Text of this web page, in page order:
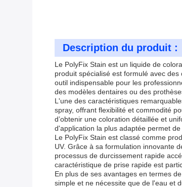
Description du produit :
Le PolyFix Stain est un liquide de
produit spécialisé est formulé avec
outil indispensable pour les
des modèles dentaires ou des
L'une des caractéristiques
spray, offrant flexibilité et commodité
d’obtenir une coloration détaillée et
d'application la plus adaptée permet
Le PolyFix Stain est classé comme
UV. Grâce à sa formulation innovante
processus de durcissement rapide
caractéristique de prise rapide est
En plus de ses avantages en termes
simple et ne nécessite que de l'eau et